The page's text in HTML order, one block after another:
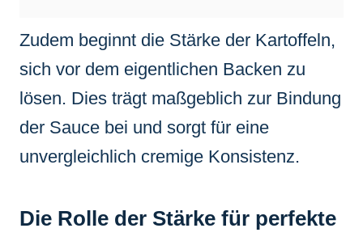
Zudem beginnt die Stärke der Kartoffeln,
sich vor dem eigentlichen Backen zu
lösen. Dies trägt maßgeblich zur Bindung
der Sauce bei und sorgt für eine
unvergleichlich cremige Konsistenz.
Die Rolle der Stärke für perfekte